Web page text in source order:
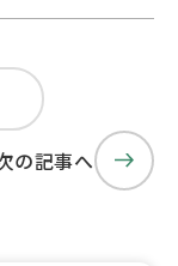
の記事へ